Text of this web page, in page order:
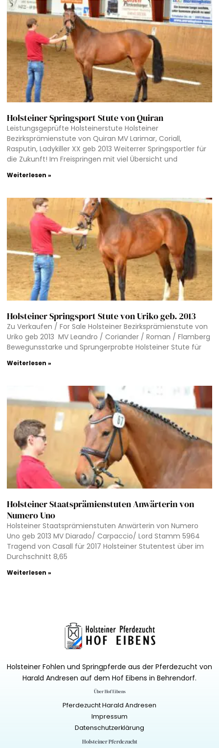
Holsteiner Springsport Stute von Quiran
Leistungsgeprüfte Holsteinerstute Holsteiner
Bezirksprämienstute von Quiran MV Larimar, Coriall,
Rasputin, Ladykiller XX geb 2013 Weiterrer Springsportler für
die Zukunft! Im Freispringen mit viel Übersicht und
Weiterlesen »
Holsteiner Springsport Stute von Uriko geb. 2013
Zu Verkaufen / For Sale Holsteiner Bezirksprämienstute von
Uriko geb 2013 MV Leandro / Coriander / Roman / Flamberg
Bewegunsstarke und Sprungerprobte Holsteiner Stute für
Weiterlesen »
Holsteiner Staatsprämienstuten Anwärterin von
Numero Uno
Holsteiner Staatsprämienstuten Anwärterin von Numero
Uno geb 2013 MV Diarado/ Carpaccio/ Lord Stamm 5964
Tragend von Casall für 2017 Holsteiner Stutentest über im
Durchschnitt 8,65
Weiterlesen »
Holsteiner Fohlen und Springpferde aus der Pferdezucht von
Harald Andresen auf dem Hof Eibens in Behrendorf.
Über Hof Eibens
Pferdezucht Harald Andresen
Impressum
Datenschutzerklärung
Holsteiner Pferdezucht